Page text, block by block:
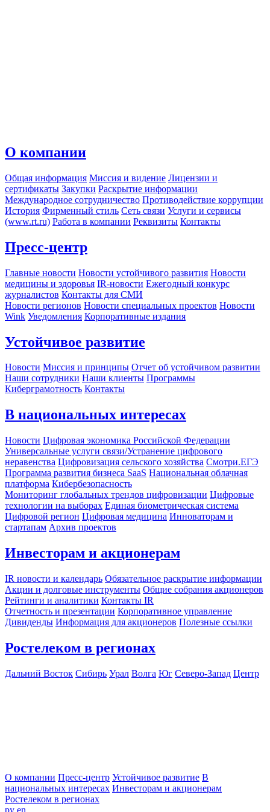
О компании
Общая информация Миссия и видение Лицензии и
сертификаты Закупки Раскрытие информации
Международное сотрудничество Противодействие коррупции
История Фирменный стиль Сеть связи Услуги и сервисы
(www.rt.ru) Работа в компании Реквизиты Контакты
Пресс-центр
Главные новости Новости устойчивого развития Новости
медицины и здоровья IR-новости Ежегодный конкурс
журналистов Контакты для СМИ
Новости регионов Новости специальных проектов Новости
Wink Уведомления Корпоративные издания
Устойчивое развитие
Новости Миссия и принципы Отчет об устойчивом развитии
Наши сотрудники Наши клиенты Программы
Киберграмотность Контакты
В национальных интересах
Новости Цифровая экономика Российской Федерации
Универсальные услуги связи/Устранение цифрового
неравенства Цифровизация сельского хозяйства Смотри.ЕГЭ
Программа развития бизнеса SaaS Национальная облачная
платформа Кибербезопасность
Мониторинг глобальных трендов цифровизации Цифровые
технологии на выборах Единая биометрическая система
Цифровой регион Цифровая медицина Инноваторам и
стартапам Архив проектов
Инвесторам и акционерам
IR новости и календарь Обязательное раскрытие информации
Акции и долговые инструменты Общие собрания акционеров
Рейтинги и аналитики Контакты IR
Отчетность и презентации Корпоративное управление
Дивиденды Информация для акционеров Полезные ссылки
Ростелеком в регионах
Дальний Восток Сибирь Урал Волга Юг Северо-Запад Центр
О компании Пресс-центр Устойчивое развитие В
национальных интересах Инвесторам и акционерам
Ростелеком в регионах
ру en